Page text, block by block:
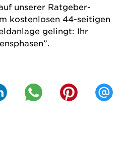
unserer Ratgeber-
kostenlosen 44-seitigen
gelingt: Ihr
.